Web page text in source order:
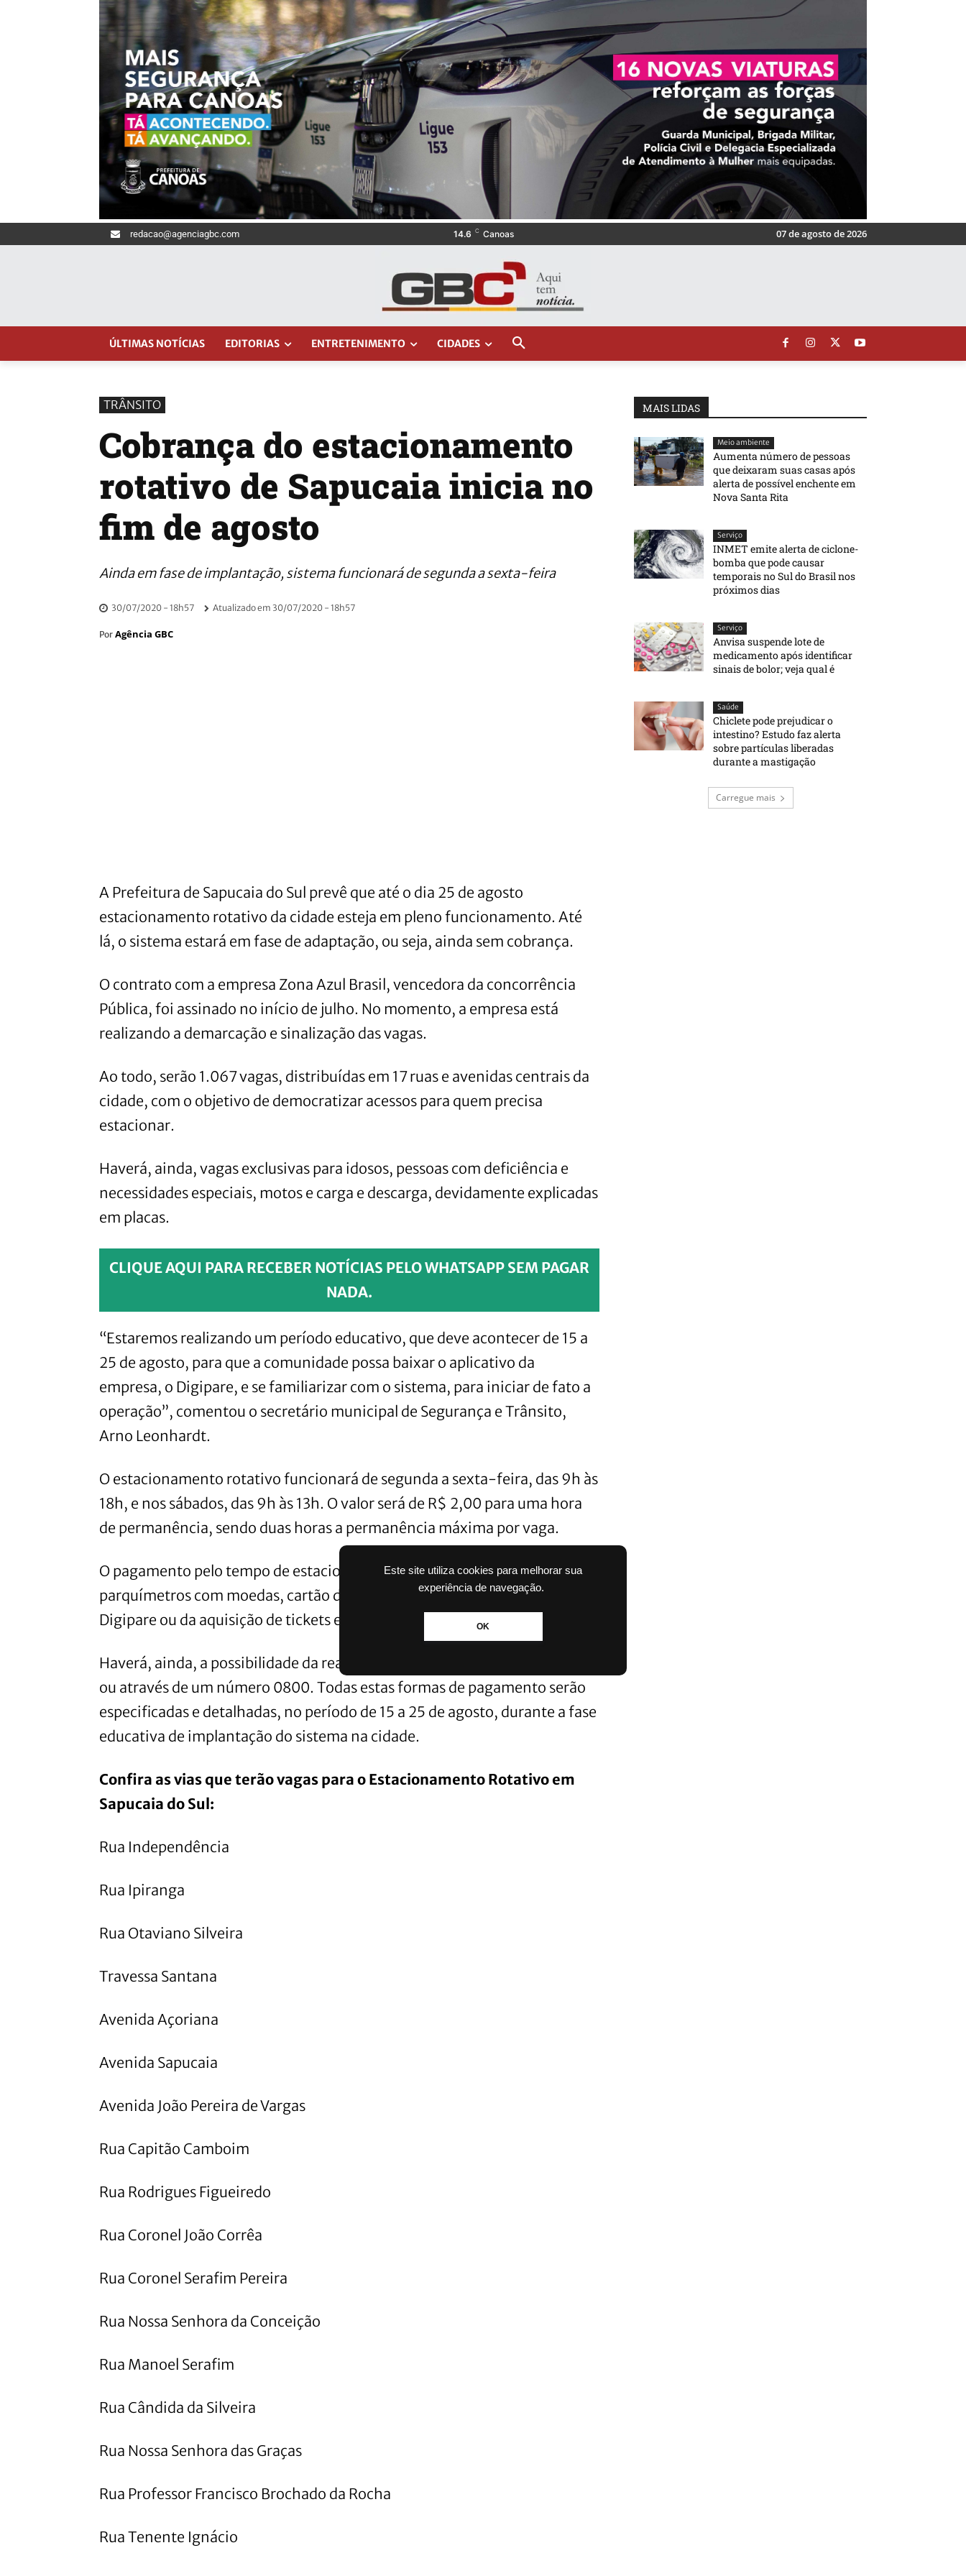
Este site utiliza cookies para melhorar sua
experiência de navegação.
OK
redacao@agenciagbc.com 14.6 C Canoas 07 de agosto de 2026
ÚLTIMAS NOTÍCIAS EDITORIAS ENTRETENIMENTO CIDADES
TRÂNSITO
Cobrança do estacionamento
rotativo de Sapucaia inicia no
fim de agosto
Ainda em fase de implantação, sistema funcionará de segunda a sexta-feira
30/07/2020 - 18h57 Atualizado em 30/07/2020 - 18h57
Por Agência GBC
A Prefeitura de Sapucaia do Sul prevê que até o dia 25 de agosto
estacionamento rotativo da cidade esteja em pleno funcionamento. Até
lá, o sistema estará em fase de adaptação, ou seja, ainda sem cobrança.
O contrato com a empresa Zona Azul Brasil, vencedora da concorrência
Pública, foi assinado no início de julho. No momento, a empresa está
realizando a demarcação e sinalização das vagas.
Ao todo, serão 1.067 vagas, distribuídas em 17 ruas e avenidas centrais da
cidade, com o objetivo de democratizar acessos para quem precisa
estacionar.
Haverá, ainda, vagas exclusivas para idosos, pessoas com deficiência e
necessidades especiais, motos e carga e descarga, devidamente explicadas
em placas.
CLIQUE AQUI PARA RECEBER NOTÍCIAS PELO WHATSAPP SEM PAGAR
NADA.
“Estaremos realizando um período educativo, que deve acontecer de 15 a
25 de agosto, para que a comunidade possa baixar o aplicativo da
empresa, o Digipare, e se familiarizar com o sistema, para iniciar de fato a
operação”, comentou o secretário municipal de Segurança e Trânsito,
Arno Leonhardt.
O estacionamento rotativo funcionará de segunda a sexta-feira, das 9h às
18h, e nos sábados, das 9h às 13h. O valor será de R$ 2,00 para uma hora
de permanência, sendo duas horas a permanência máxima por vaga.
O pagamento pelo tempo de estacionamento poderá ser feito nos
parquímetros com moedas, cartão de crédito, débito, através do aplicativo
Digipare ou da aquisição de tickets em lojas conveniadas.
Haverá, ainda, a possibilidade da realização de pagamento pela internet
ou através de um número 0800. Todas estas formas de pagamento serão
especificadas e detalhadas, no período de 15 a 25 de agosto, durante a fase
educativa de implantação do sistema na cidade.
Confira as vias que terão vagas para o Estacionamento Rotativo em
Sapucaia do Sul:
Rua Independência
Rua Ipiranga
Rua Otaviano Silveira
Travessa Santana
Avenida Açoriana
Avenida Sapucaia
Avenida João Pereira de Vargas
Rua Capitão Camboim
Rua Rodrigues Figueiredo
Rua Coronel João Corrêa
Rua Coronel Serafim Pereira
Rua Nossa Senhora da Conceição
Rua Manoel Serafim
Rua Cândida da Silveira
Rua Nossa Senhora das Graças
Rua Professor Francisco Brochado da Rocha
Rua Tenente Ignácio
MAIS LIDAS
Meio ambiente
Aumenta número de pessoas
que deixaram suas casas após
alerta de possível enchente em
Nova Santa Rita
Serviço
INMET emite alerta de ciclone-
bomba que pode causar
temporais no Sul do Brasil nos
próximos dias
Serviço
Anvisa suspende lote de
medicamento após identificar
sinais de bolor; veja qual é
Saúde
Chiclete pode prejudicar o
intestino? Estudo faz alerta
sobre partículas liberadas
durante a mastigação
Carregue mais